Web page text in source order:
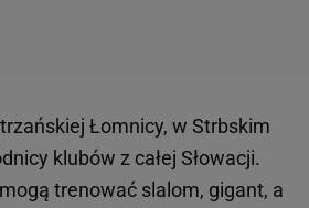
Łomnicy, w Strbskim
klubów z całej Słowacji.
trenować slalom, gigant, a